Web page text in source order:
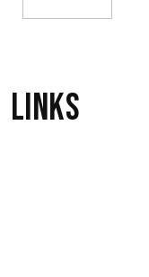
Links